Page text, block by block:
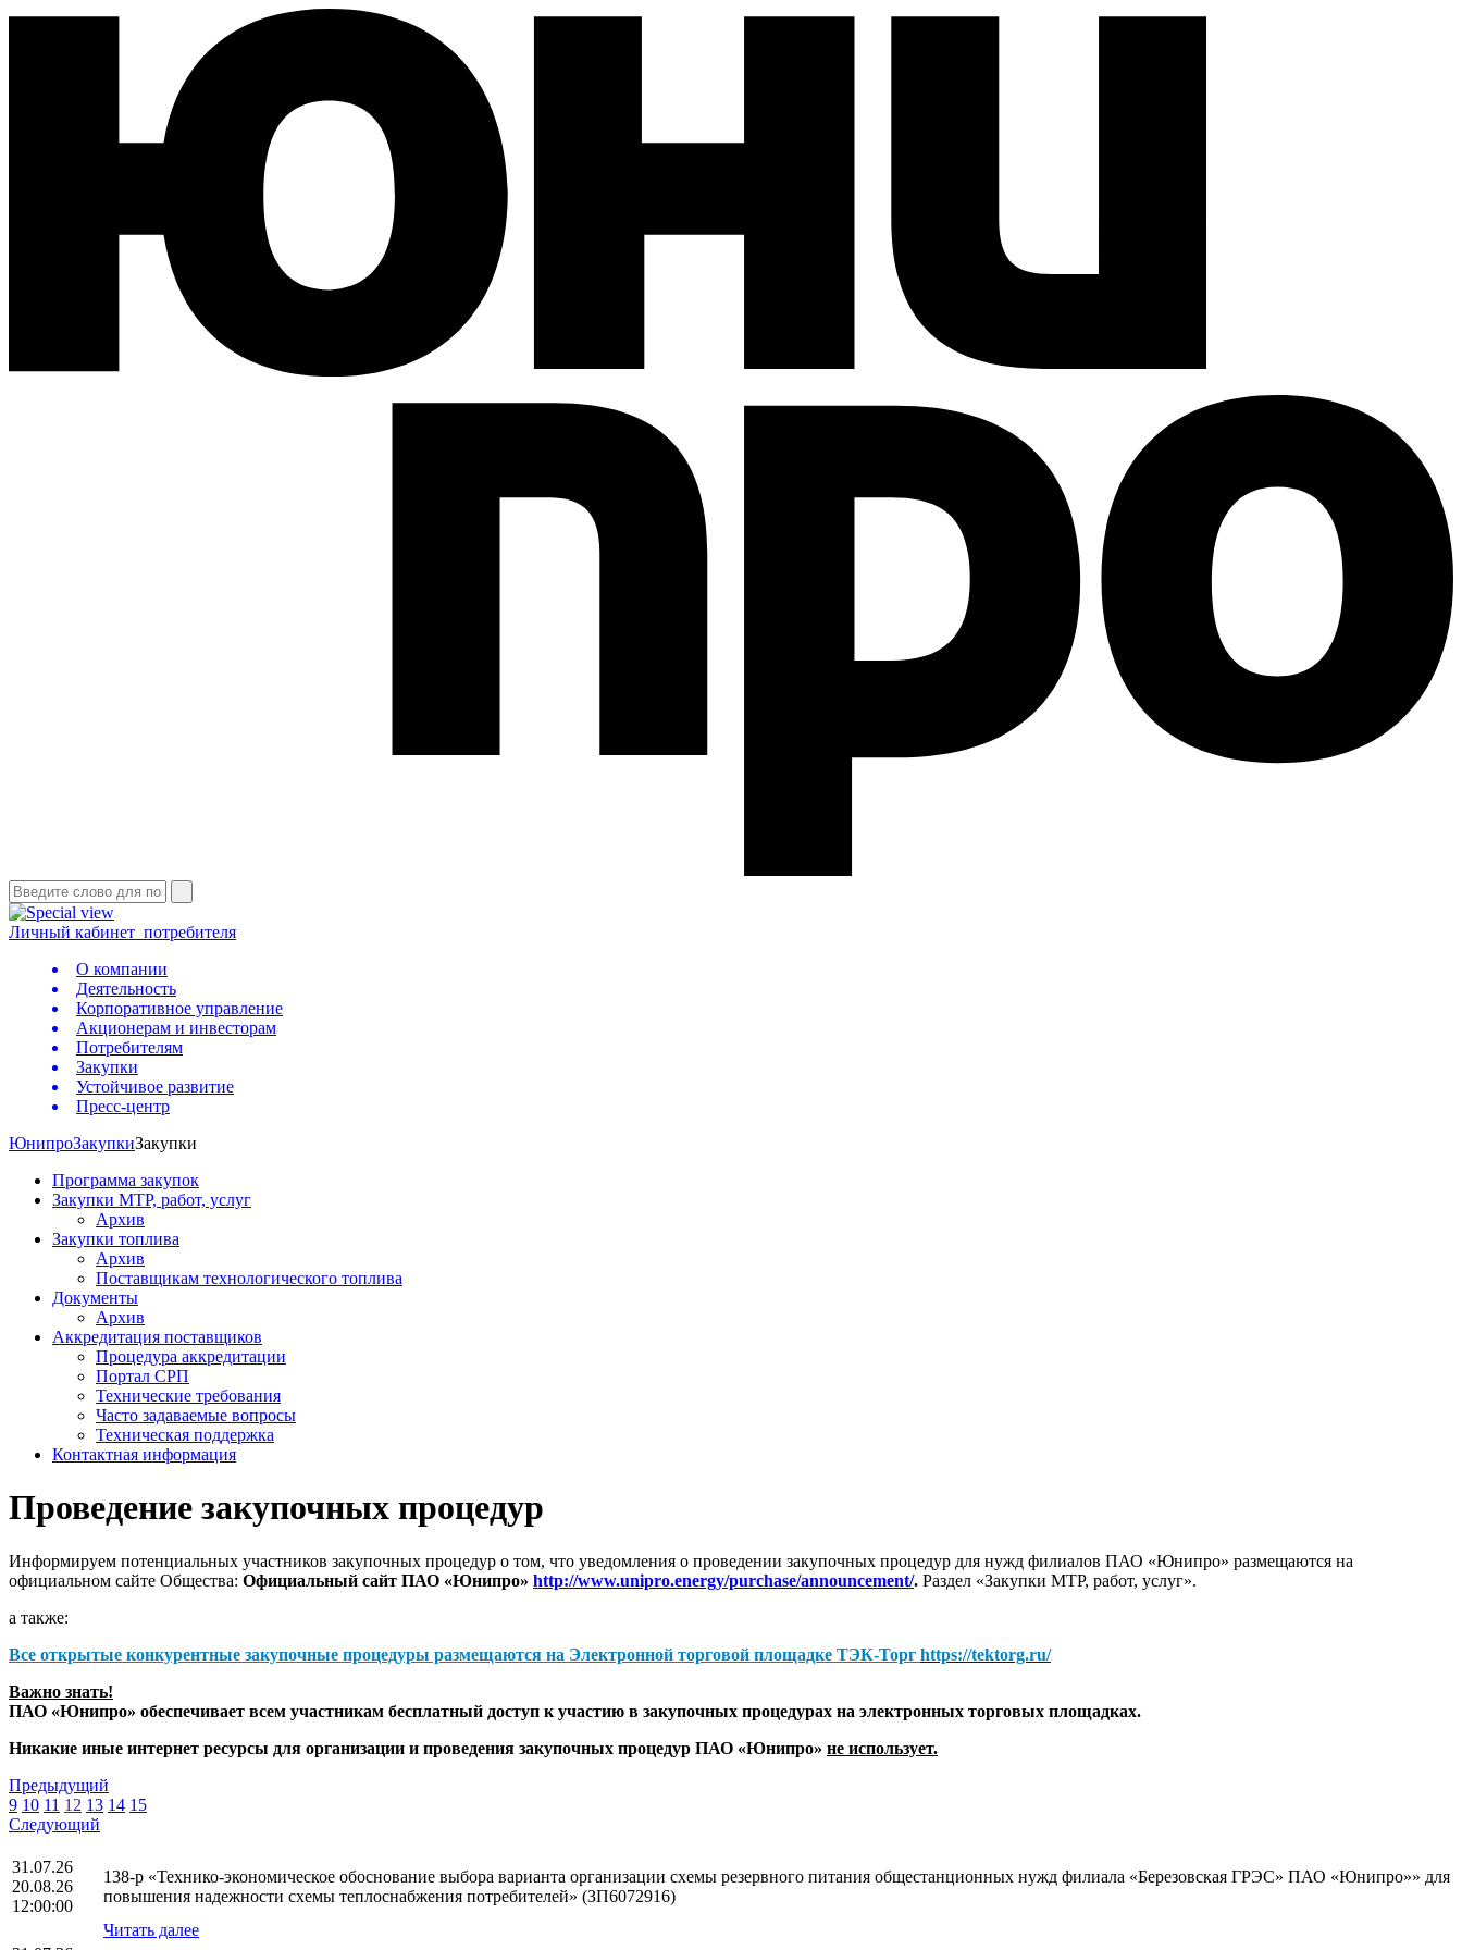
Личный кабинет потребителя
О компании
Деятельность
Корпоративное управление
Акционерам и инвесторам
Потребителям
Закупки
Устойчивое развитие
Пресс-центр
ЮнипроЗакупкиЗакупки
Программа закупок
Закупки МТР, работ, услуг
Архив
Закупки топлива
Архив
Поставщикам технологического топлива
Документы
Архив
Аккредитация поставщиков
Процедура аккредитации
Портал СРП
Технические требования
Часто задаваемые вопросы
Техническая поддержка
Контактная информация
Проведение закупочных процедур
Информируем потенциальных участников закупочных процедур о том, что уведомления о проведении закупочных процедур для нужд филиалов ПАО «Юнипро» размещаются на
официальном сайте Общества: Официальный сайт ПАО «Юнипро» http://www.unipro.energy/purchase/announcement/. Раздел «Закупки МТР, работ, услуг».
а также:
Все открытые конкурентные закупочные процедуры размещаются на Электронной торговой площадке ТЭК-Торг https://tektorg.ru/
Важно знать!
ПАО «Юнипро» обеспечивает всем участникам бесплатный доступ к участию в закупочных процедурах на электронных торговых площадках.
Никакие иные интернет ресурсы для организации и проведения закупочных процедур ПАО «Юнипро» не использует.
Предыдущий
9 10 11 12 13 14 15
Следующий
31.07.26
20.08.26
12:00:00
138-р «Технико-экономическое обоснование выбора варианта организации схемы резервного питания общестанционных нужд филиала «Березовская ГРЭС» ПАО «Юнипро»» для
повышения надежности схемы теплоснабжения потребителей» (ЗП6072916)
Читать далее